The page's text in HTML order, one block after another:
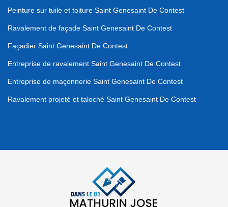
Peinture sur tuile et toiture Saint Genesaint De Contest
Ravalement de façade Saint Genesaint De Contest
Façadier Saint Genesaint De Contest
Entreprise de ravalement Saint Genesaint De Contest
Entreprise de maçonnerie Saint Genesaint De Contest
Ravalement projeté et taloché Saint Genesaint De Contest